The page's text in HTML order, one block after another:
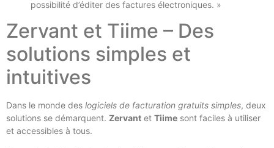
possibilité d’éditer des factures électroniques. »
Zervant et Tiime – Des
solutions simples et
intuitives
Dans le monde des logiciels de facturation gratuits simples, deux
solutions se démarquent. Zervant et Tiime sont faciles à utiliser
et accessibles à tous.